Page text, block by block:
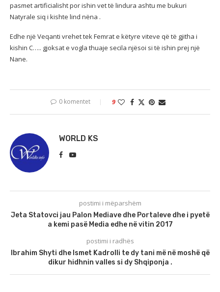
pasmet artificialisht por ishin vet të lindura ashtu me bukuri
Natyrale siq i kishte lind nëna .
Edhe një Veqanti vrehet tek Femrat e këtyre viteve që të gjitha i
kishin C….. gjoksat e vogla thuaje secila njësoi si të ishin prej një
Nane.
0 komentet 9
WORLD KS
postimi i mëparshëm
Jeta Statovci jau Palon Mediave dhe Portaleve dhe i pyetë
a kemi pasë Media edhe në vitin 2017
postimi i radhës
Ibrahim Shyti dhe Ismet Kadrolli te dy tani më në moshë që
dikur hidhnin valles si dy Shqiponja .